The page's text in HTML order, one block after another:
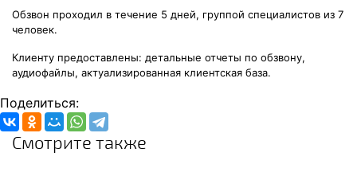
Обзвон проходил в течение 5 дней, группой специалистов из 7
человек.
Клиенту предоставлены: детальные отчеты по обзвону,
аудиофайлы, актуализированная клиентская база.
Поделиться:
Смотрите также